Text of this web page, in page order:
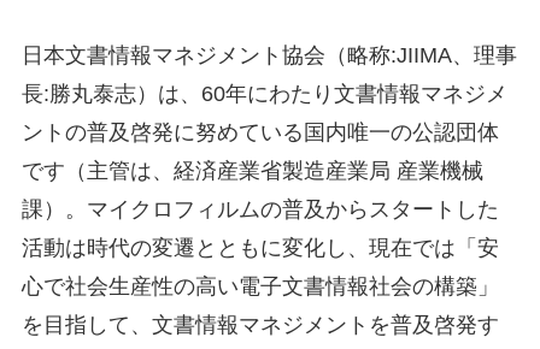
日本文書情報マネジメント協会（略称:JIIMA、理事
長:勝丸泰志）は、60年にわたり文書情報マネジメ
ントの普及啓発に努めている国内唯一の公認団体
です（主管は、経済産業省製造産業局 産業機械
課）。マイクロフィルムの普及からスタートした
活動は時代の変遷とともに変化し、現在では「安
心で社会生産性の高い電子文書情報社会の構築」
を目指して、文書情報マネジメントを普及啓発す